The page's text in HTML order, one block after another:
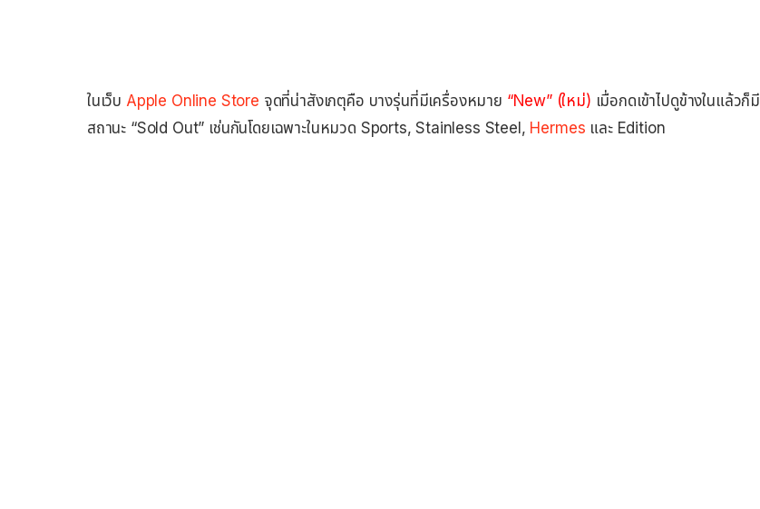
ในเว็บ Apple Online Store จุดที่น่าสังเกตุคือ บางรุ่นที่มีเครื่องหมาย “New” (ใหม่) เมื่อกดเข้าไปดูข้างในแล้วก็มี
สถานะ “Sold Out” เช่นกันโดยเฉพาะในหมวด Sports, Stainless Steel, Hermes และ Edition